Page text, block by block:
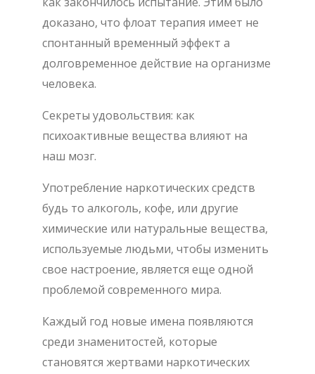
доказано, что флоат терапия имеет не
спонтанный временный эффект а
долговременное действие на организме
человека.
Секреты удовольствия: как
психоактивные вещества влияют на
наш мозг.
Употребление наркотических средств
будь то алкоголь, кофе, или другие
химические или натуральные вещества,
используемые людьми, чтобы изменить
свое настроение, является еще одной
проблемой современного мира.
Каждый год новые имена появляются
среди знаменитостей, которые
становятся жертвами наркотических